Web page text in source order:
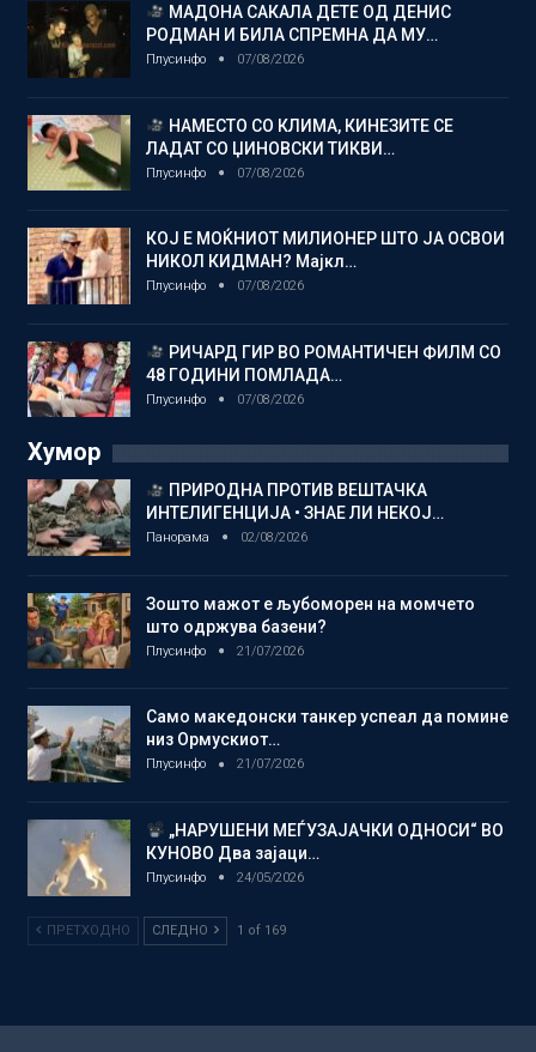
МАДОНА САКАЛА ДЕТЕ ОД ДЕНИС
РОДМАН И БИЛА СПРЕМНА ДА МУ…
Плусинфо 07/08/2026
НАМЕСТО СО КЛИМА, КИНЕЗИТЕ СЕ
ЛАДАТ СО ЏИНОВСКИ ТИКВИ…
Плусинфо 07/08/2026
КОЈ Е МОЌНИОТ МИЛИОНЕР ШТО ЈА ОСВОИ
НИКОЛ КИДМАН? Мајкл…
Плусинфо 07/08/2026
РИЧАРД ГИР ВО РОМАНТИЧЕН ФИЛМ СО
48 ГОДИНИ ПОМЛАДА…
Плусинфо 07/08/2026
Хумор
ПРИРОДНА ПРОТИВ ВЕШТАЧКА
ИНТЕЛИГЕНЦИЈА • ЗНАЕ ЛИ НЕКОЈ…
Панорама 02/08/2026
Зошто мажот е љубоморен на момчето
што одржува базени?
Плусинфо 21/07/2026
Само македонски танкер успеал да помине
низ Ормускиот…
Плусинфо 21/07/2026
„НАРУШЕНИ МЕЃУЗАЈАЧКИ ОДНОСИ“ ВО
КУНОВО Два зајаци…
Плусинфо 24/05/2026
ПРЕТХОДНО СЛЕДНО 1 of 169